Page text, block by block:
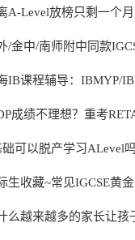
A-Level放榜只剩一个
/金中/南师附中同款
IB课程辅导：IBMYP/
成绩不理想？重考
础可以脱产学习ALevel
生收藏~常见IGCSE黄
么越来越多的家长让孩